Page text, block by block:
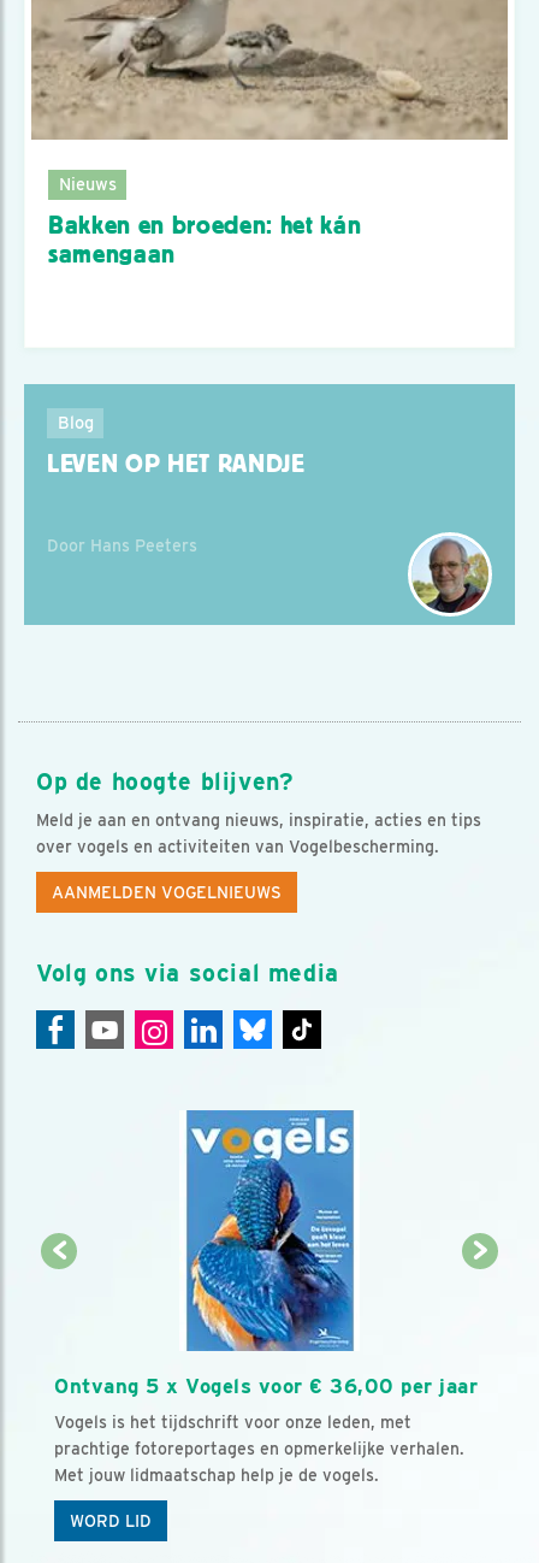
Nieuws
Bakken en broeden: het kán
samengaan
Blog
LEVEN OP HET RANDJE
Door Hans Peeters
Op de hoogte blijven?
Meld je aan en ontvang nieuws, inspiratie, acties en tips
over vogels en activiteiten van Vogelbescherming.
AANMELDEN VOGELNIEUWS
Volg ons via social media
Ontvang 5 x Vogels voor € 36,00 per jaar
Vogels is het tijdschrift voor onze leden, met
prachtige fotoreportages en opmerkelijke verhalen.
Met jouw lidmaatschap help je de vogels.
WORD LID